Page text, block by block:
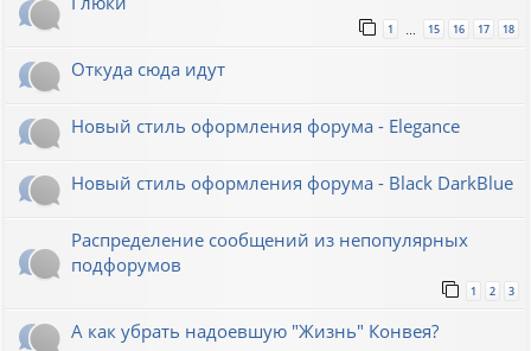
1 … 15 16 17 18
Откуда сюда идут
Новый стиль оформления форума - Elegance
Новый стиль оформления форума - Black DarkBlue
Распределение сообщений из непопулярных
подфорумов
1 2 3
А как убрать надоевшую "Жизнь" Конвея?